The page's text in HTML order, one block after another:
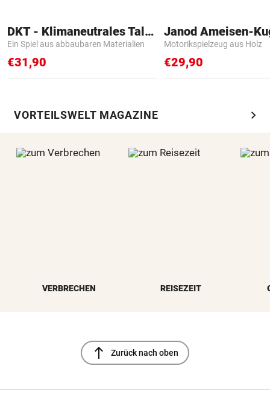
DKT - Klimaneutrales Talent
Ein Spiel aus abbaubaren Materialien
€31,90
Janod Ameisen-
Motorikspielzeug aus Holz
€29,90
VORTEILSWELT MAGAZINE chevron_right
VERBRECHEN REISEZEIT
north Zurück nach oben